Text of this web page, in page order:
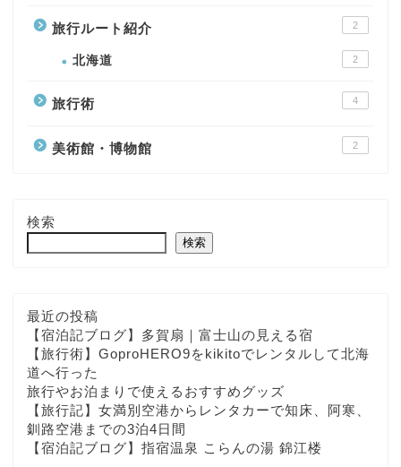
旅行ルート紹介 2
北海道 2
旅行術 4
美術館・博物館 2
検索
検索
最近の投稿
【宿泊記ブログ】多賀扇｜富士山の見える宿
【旅行術】GoproHERO9をkikitoでレンタルして北海
道へ行った
旅行やお泊まりで使えるおすすめグッズ
【旅行記】女満別空港からレンタカーで知床、阿寒、
釧路空港までの3泊4日間
【宿泊記ブログ】指宿温泉 こらんの湯 錦江楼